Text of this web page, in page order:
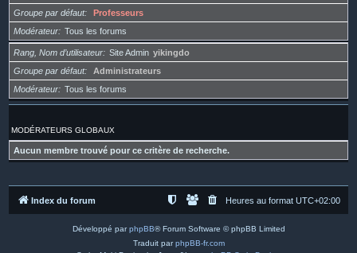
Groupe par défaut
Professeurs
Modérateur
Tous les forums
Rang, Nom d’utilisateur Site Admin yikingdo
Groupe par défaut
Administrateurs
Modérateur
Tous les forums
MODÉRATEURS GLOBAUX
Aucun membre trouvé pour ce critère de recherche.
Index du forum Heures au format UTC+02:00
Développé parphpBB® Forum Software © phpBB Limited
Traduit parphpBB-fr.com